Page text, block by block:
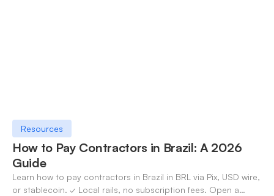
Resources
How to Pay Contractors in Brazil: A 2026
Guide
Learn how to pay contractors in Brazil in BRL via Pix, USD wire,
or stablecoin. ✓ Local rails, no subscription fees. Open a